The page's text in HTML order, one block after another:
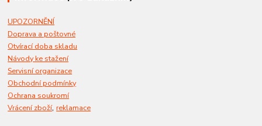
UPOZORNĚNÍ
Doprava a poštovné
Otvírací doba skladu
Návody ke stažení
Servisní organizace
Obchodní podmínky
Ochrana soukromí
Vrácení zboží,reklamace